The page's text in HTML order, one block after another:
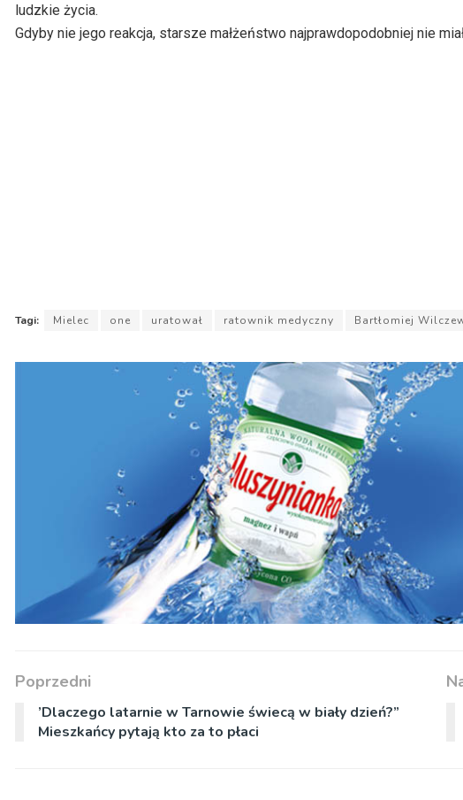
ludzkie życia.
Gdyby nie jego reakcja, starsze małżeństwo najprawdopodobniej nie
Tagi: Mielec one uratował ratownik medyczny Bartłomiej
Poprzedni
’Dlaczego latarnie w Tarnowie świecą w biały dzień?”
Mieszkańcy pytają kto za to płaci